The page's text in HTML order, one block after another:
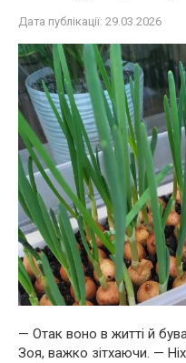
Дата публікації: 29.03.2026
— Отак воно в житті й
Зоя, важко зітхаючи. —